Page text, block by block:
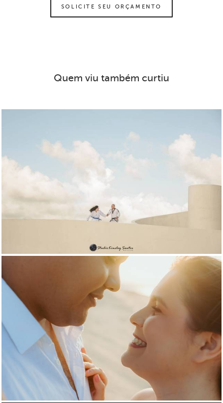
SOLICITE SEU ORÇAMENTO
Quem viu também curtiu